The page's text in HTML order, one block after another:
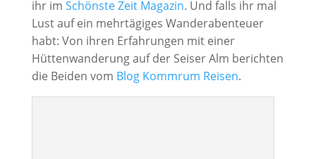
ihr im Schönste Zeit Magazin. Und falls ihr mal
Lust auf ein mehrtägiges Wanderabenteuer
habt: Von ihren Erfahrungen mit einer
Hüttenwanderung auf der Seiser Alm berichten
die Beiden vom Blog Kommrum Reisen.